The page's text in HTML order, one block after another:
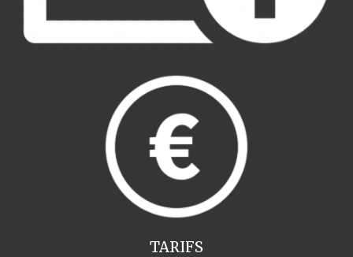
TARIFS